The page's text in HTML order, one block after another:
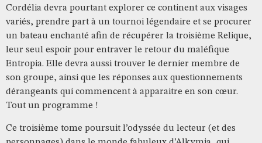
Cordélia devra pourtant explorer ce continent aux visages
variés, prendre part à un tournoi légendaire et se procurer
un bateau enchanté afin de récupérer la troisième Relique,
leur seul espoir pour entraver le retour du maléfique
Entropia. Elle devra aussi trouver le dernier membre de
son groupe, ainsi que les réponses aux questionnements
dérangeants qui commencent à apparaitre en son cœur.
Tout un programme !
Ce troisième tome poursuit l’odyssée du lecteur (et des